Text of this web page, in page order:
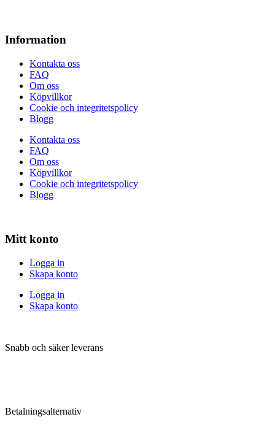
Information
Kontakta oss
FAQ
Om oss
Köpvillkor
Cookie och integritetspolicy
Blogg
Kontakta oss
FAQ
Om oss
Köpvillkor
Cookie och integritetspolicy
Blogg
Mitt konto
Logga in
Skapa konto
Logga in
Skapa konto
Snabb och säker leverans
Betalningsalternativ